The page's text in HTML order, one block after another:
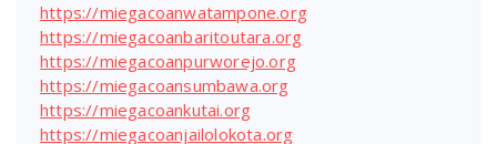
https://miegacoanwatampone.org
https://miegacoanbaritoutara.org
https://miegacoanpurworejo.org
https://miegacoansumbawa.org
https://miegacoankutai.org
https://miegacoanjailolokota.org